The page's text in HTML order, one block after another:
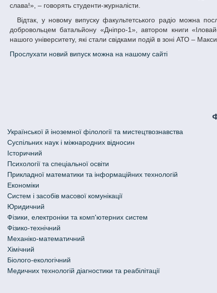
слава!», – говорять студенти-журналісти.
Відтак, у новому випуску факультетського радіо можна послухати про студентський волонтерський рух, інтерв’ю з Романом Зіненком,
добровольцем батальйону «Дніпро-1», автором книги
нашого університету, які стали свідками подій в зоні АТО –
Прослухати новий випуск можна на нашому сайті
Української й іноземної філології та мистецтвознавства
Cуспільних наук і міжнародних відносин
Історичний
Психології та спеціальної освіти
Прикладної математики та інформаційних технологій
Економіки
Систем і засобів масової комунікації
Юридичний
Фізики, електроніки та комп'ютерних систем
Фізико-технічний
Механіко-математичний
Хімічний
Біолого-екологічний
Медичних технологій діагностики та реабілітації